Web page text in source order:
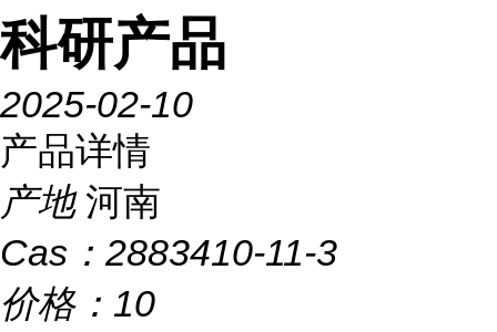
科研产品
2025-02-10
产品详情
产地 河南
Cas： 2883410-11-3
价格： 10